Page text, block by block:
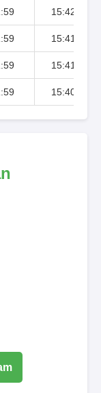
15:42
15:41
15:41
15:40